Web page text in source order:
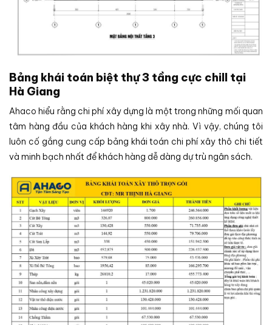
Bảng khái toán biệt thự 3 tầng cực chill tại
Hà Giang
Ahaco hiểu rằng chi phí xây dựng là một trong những mối quan
tâm hàng đầu của khách hàng khi xây nhà. Vì vậy, chúng tôi
luôn cố gắng cung cấp bảng khái toán chi phí xây thô chi tiết
và minh bạch nhất để khách hàng dễ dàng dự trù ngân sách.